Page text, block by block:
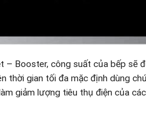
– Booster, công suất của bếp sẽ
thời gian tối đa mặc định dùng
giảm lượng tiêu thụ điện của